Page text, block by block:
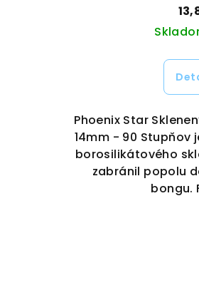
Phoenix Star
14mm - 90 Stupňov
borosilikátového
zabránil popolu
bongu.